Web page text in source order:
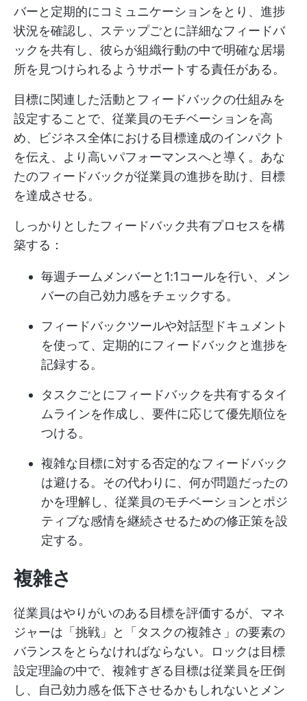
バーと定期的にコミュニケーションをとり、進捗
状況を確認し、ステップごとに詳細なフィードバ
ックを共有し、彼らが組織行動の中で明確な居場
所を見つけられるようサポートする責任がある。
目標に関連した活動とフィードバックの仕組みを
設定することで、従業員のモチベーションを高
め、ビジネス全体における目標達成のインパクト
を伝え、より高いパフォーマンスへと導く。あな
たのフィードバックが従業員の進捗を助け、目標
を達成させる。
しっかりとしたフィードバック共有プロセスを構
築する：
毎週チームメンバーと1:1コールを行い、メン
バーの自己効力感をチェックする。
フィードバックツールや対話型ドキュメント
を使って、定期的にフィードバックと進捗を
記録する。
タスクごとにフィードバックを共有するタイ
ムラインを作成し、要件に応じて優先順位を
つける。
複雑な目標に対する否定的なフィードバック
は避ける。その代わりに、何が問題だったの
かを理解し、従業員のモチベーションとポジ
ティブな感情を継続させるための修正策を設
定する。
複雑さ
従業員はやりがいのある目標を評価するが、マネ
ジャーは「挑戦」と「タスクの複雑さ」の要素の
バランスをとらなければならない。ロックは目標
設定理論の中で、複雑すぎる目標は従業員を圧倒
し、自己効力感を低下させるかもしれないとメン